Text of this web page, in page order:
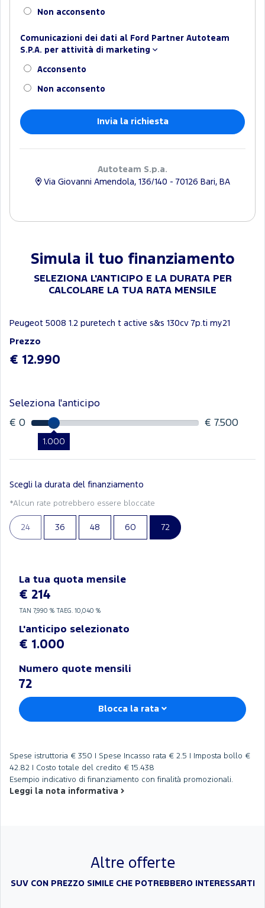
Non acconsento
Comunicazioni dei dati al Ford Partner Autoteam
S.P.A. per attività di marketing
Acconsento
Non acconsento
Autoteam S.p.a.
Via Giovanni Amendola, 136/140 - 70126 Bari, BA
Simula il tuo finanziamento
SELEZIONA L'ANTICIPO E LA DURATA PER
CALCOLARE LA TUA RATA MENSILE
Peugeot 5008 1.2 puretech t active s&s 130cv 7p.ti my21
Prezzo
€ 12.990
Seleziona l'anticipo
€ 0
1.000
€ 7.500
Scegli la durata del finanziamento
*Alcun rate potrebbero essere bloccate
24 36 48 60 72
La tua quota mensile
€ 214
TAN 7,990 % TAEG. 10,040 %
L'anticipo selezionato
€ 1.000
Numero quote mensili
72
Blocca la rata
Spese istruttoria € 350 | Spese Incasso rata € 2.5 | Imposta bollo €
42.82 |
Costo totale del credito € 15.438
Esempio indicativo di finanziamento con finalità promozionali.
Leggi la nota informativa
Altre offerte
SUV CON PREZZO SIMILE CHE POTREBBERO INTERESSARTI